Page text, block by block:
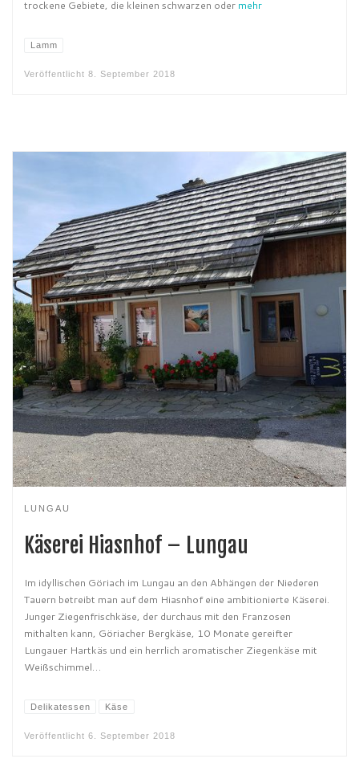
trockene Gebiete, die kleinen schwarzen oder mehr
Lamm
Veröffentlicht 8. September 2018
LUNGAU
Käserei Hiasnhof – Lungau
Im idyllischen Göriach im Lungau an den Abhängen der Niederen
Tauern betreibt man auf dem Hiasnhof eine ambitionierte Käserei.
Junger Ziegenfrischkäse, der durchaus mit den Franzosen
mithalten kann, Göriacher Bergkäse, 10 Monate gereifter
Lungauer Hartkäs und ein herrlich aromatischer Ziegenkäse mit
Weißschimmel…
Delikatessen Käse
Veröffentlicht 6. September 2018